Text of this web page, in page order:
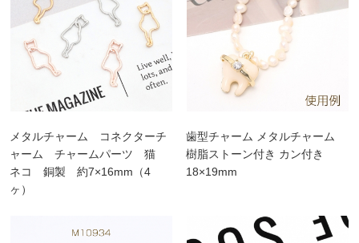
メタルチャーム コネクターチ
ャーム チャームパーツ 猫
ネコ 銅製 約7×16mm（4
ヶ）
歯型チャーム メタルチャーム
樹脂ストーン付き カン付き
18×19mm